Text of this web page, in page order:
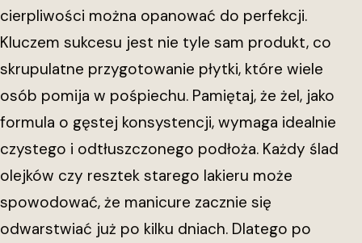
cierpliwości można opanować do perfekcji.
Kluczem sukcesu jest nie tyle sam produkt, co
skrupulatne przygotowanie płytki, które wiele
osób pomija w pośpiechu. Pamiętaj, że żel, jako
formula o gęstej konsystencji, wymaga idealnie
czystego i odtłuszczonego podłoża. Każdy ślad
olejków czy resztek starego lakieru może
spowodować, że manicure zacznie się
odwarstwiać już po kilku dniach. Dlatego po